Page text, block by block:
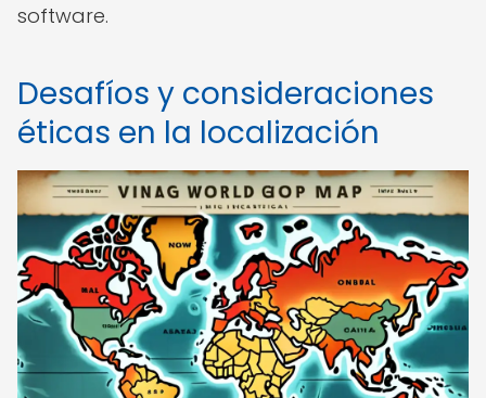
software.
Desafíos y consideraciones
éticas en la localización